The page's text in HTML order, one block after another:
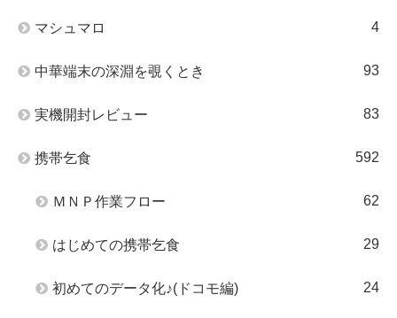
マシュマロ 4
中華端末の深淵を覗くとき 93
実機開封レビュー 83
携帯乞食 592
ＭＮＰ作業フロー 62
はじめての携帯乞食 29
初めてのデータ化♪(ドコモ編) 24